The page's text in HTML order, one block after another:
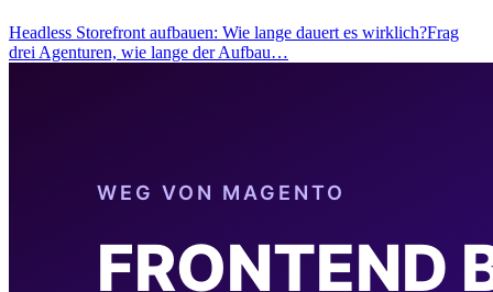
Headless Storefront aufbauen: Wie lange dauert es wirklich?Frag
drei Agenturen, wie lange der Aufbau…